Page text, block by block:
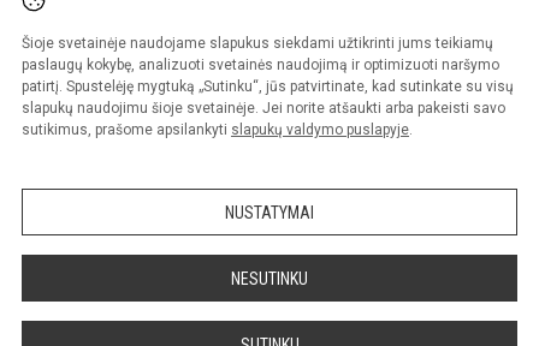
Šioje svetainėje naudojame slapukus siekdami užtikrinti jums teikiamų
paslaugų kokybę, analizuoti svetainės naudojimą ir optimizuoti naršymo
patirtį. Spustelėję mygtuką „Sutinku“, jūs patvirtinate, kad sutinkate su visų
slapukų naudojimu šioje svetainėje. Jei norite atšaukti arba pakeisti savo
sutikimus, prašome apsilankyti slapukų valdymo puslapyje.
NUSTATYMAI
NESUTINKU
© 2023. Panevėžio Kazimiero Paltaroko gimnazija. Visos teisės saugomos.
Kopijuoti turinį be raštiško įstaigos administracijos sutikimo griežtai draudžiama.
Versija neįgaliesiems Slapukų valdymas
Sumanus būdas atnaujinti